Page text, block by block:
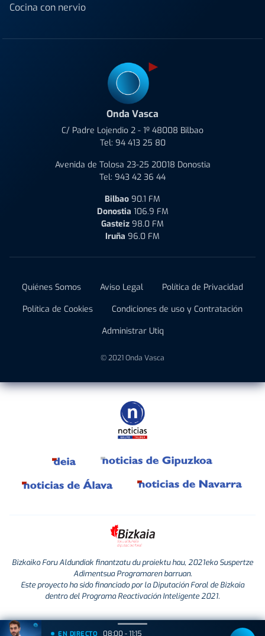
Cocina con nervio
Onda Vasca
C/ Padre Lojendio 2 - 1º 48008 Bilbao
Tel: 94 413 25 80
Avenida de Tolosa 23-25 20018 Donostia
Tel: 943 42 36 44
Bilbao 90.1 FM
Donostia 106.9 FM
Gasteiz 98.0 FM
Iruña 96.0 FM
Quiénes Somos Aviso Legal
Política de Privacidad
Política de Cookies
Condiciones de uso y Contratación
Administrar Utiq
© 2021 Onda Vasca
Bizkaiko Foru Aldundiak finantzatu du proiektu hau, 2021eko Suspertze
Adimentsua Programaren barruan.
Este proyecto ha sido financiado por la Diputación Foral de Bizkaia
dentro del Programa Reactivación Inteligente 2021.
EN DIRECTO 08:00 - 11:15